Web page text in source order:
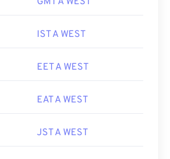
IST A WEST
EET A WEST
EAT A WEST
JST A WEST